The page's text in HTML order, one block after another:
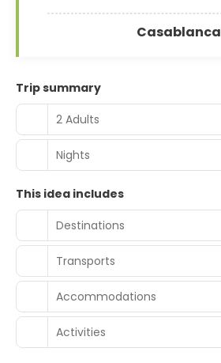
Casablanca
Trip summary
2 Adults
Nights
This idea includes
Destinations
Transports
Accommodations
Activities